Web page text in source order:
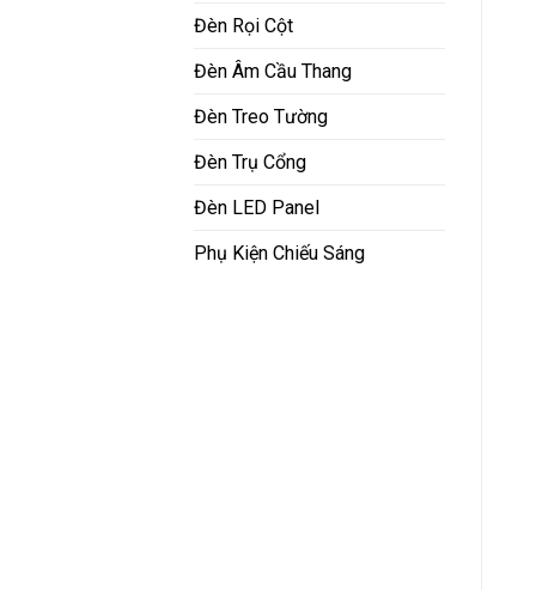
Đèn Rọi Cột
Đèn Âm Cầu Thang
Đèn Treo Tường
Đèn Trụ Cổng
Đèn LED Panel
Phụ Kiện Chiếu Sáng